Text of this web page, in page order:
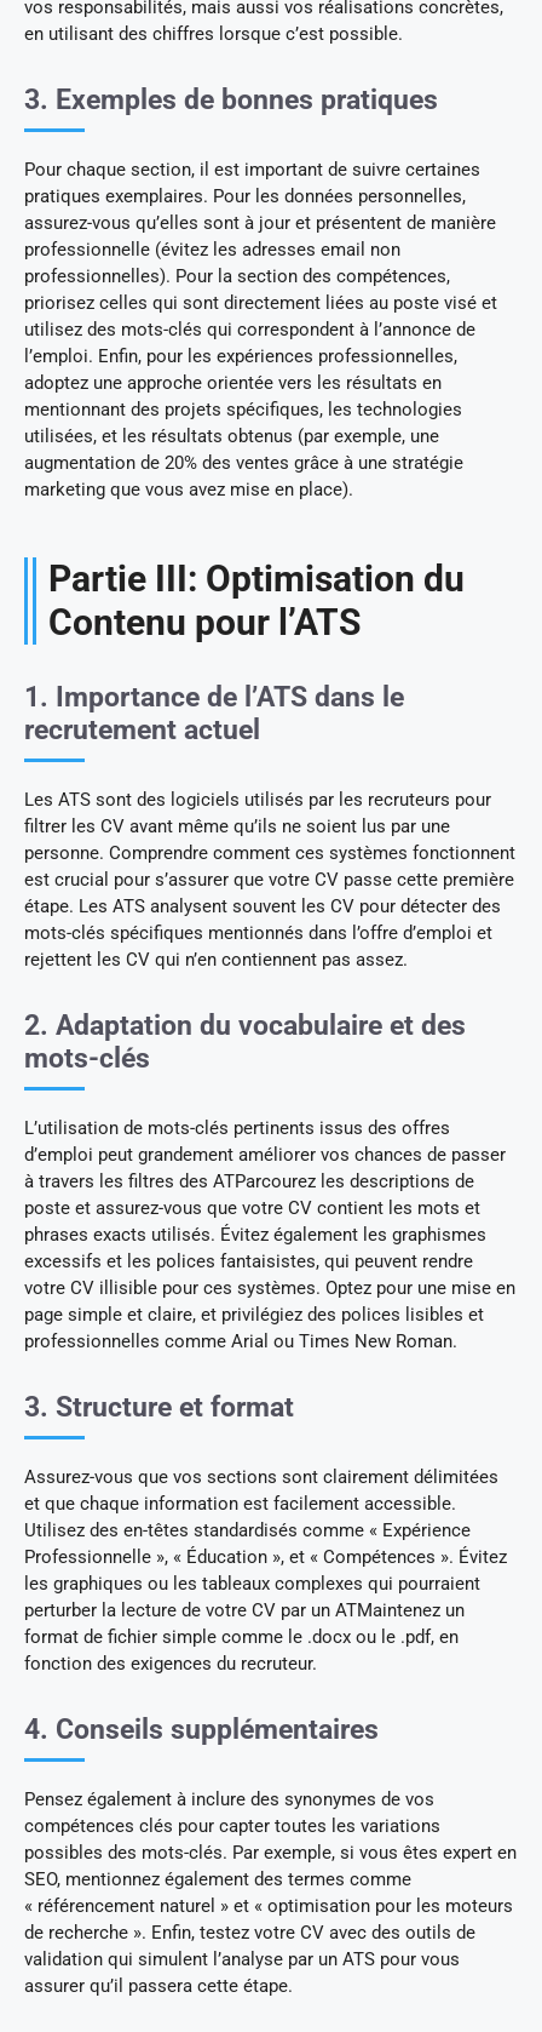
vos responsabilités, mais aussi vos réalisations concrètes,
en utilisant des chiffres lorsque c’est possible.
3. Exemples de bonnes pratiques
Pour chaque section, il est important de suivre certaines
pratiques exemplaires. Pour les données personnelles,
assurez-vous qu’elles sont à jour et présentent de manière
professionnelle (évitez les adresses email non
professionnelles). Pour la section des compétences,
priorisez celles qui sont directement liées au poste visé et
utilisez des mots-clés qui correspondent à l’annonce de
l’emploi. Enfin, pour les expériences professionnelles,
adoptez une approche orientée vers les résultats en
mentionnant des projets spécifiques, les technologies
utilisées, et les résultats obtenus (par exemple, une
augmentation de 20% des ventes grâce à une stratégie
marketing que vous avez mise en place).
Partie III: Optimisation du
Contenu pour l’ATS
1. Importance de l’ATS dans le
recrutement actuel
Les ATS sont des logiciels utilisés par les recruteurs pour
filtrer les CV avant même qu’ils ne soient lus par une
personne. Comprendre comment ces systèmes fonctionnent
est crucial pour s’assurer que votre CV passe cette première
étape. Les ATS analysent souvent les CV pour détecter des
mots-clés spécifiques mentionnés dans l’offre d’emploi et
rejettent les CV qui n’en contiennent pas assez.
2. Adaptation du vocabulaire et des
mots-clés
L’utilisation de mots-clés pertinents issus des offres
d’emploi peut grandement améliorer vos chances de passer
à travers les filtres des ATParcourez les descriptions de
poste et assurez-vous que votre CV contient les mots et
phrases exacts utilisés. Évitez également les graphismes
excessifs et les polices fantaisistes, qui peuvent rendre
votre CV illisible pour ces systèmes. Optez pour une mise en
page simple et claire, et privilégiez des polices lisibles et
professionnelles comme Arial ou Times New Roman.
3. Structure et format
Assurez-vous que vos sections sont clairement délimitées
et que chaque information est facilement accessible.
Utilisez des en-têtes standardisés comme « Expérience
Professionnelle », « Éducation », et « Compétences ». Évitez
les graphiques ou les tableaux complexes qui pourraient
perturber la lecture de votre CV par un ATMaintenez un
format de fichier simple comme le .docx ou le .pdf, en
fonction des exigences du recruteur.
4. Conseils supplémentaires
Pensez également à inclure des synonymes de vos
compétences clés pour capter toutes les variations
possibles des mots-clés. Par exemple, si vous êtes expert en
SEO, mentionnez également des termes comme
« référencement naturel » et « optimisation pour les moteurs
de recherche ». Enfin, testez votre CV avec des outils de
validation qui simulent l’analyse par un ATS pour vous
assurer qu’il passera cette étape.